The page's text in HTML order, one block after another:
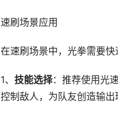
速刷场景应用
在速刷场景中，光拳需要快
1、 技能选择：推荐使用光
控制敌人，为队友创造输出